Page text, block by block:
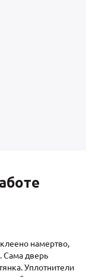
намертво,
Сама дверь
Уплотнители